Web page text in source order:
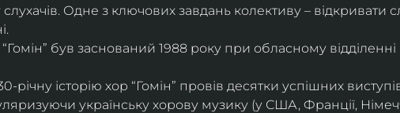
Одне з ключових завдань колективу – відкривати
був заснований 1988 року при обласному
річну історію хор “Гомін” провів десятки успішних виступів
українську хорову музику (у США, Франції,